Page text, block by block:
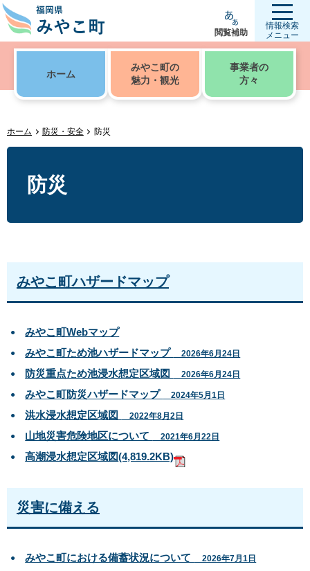
閲覧補助
情報検索
メニュー
ホーム
みやこ町の
魅力・観光
事業者の
方々
ホーム 防災・安全 防災
防災
みやこ町ハザードマップ
みやこ町Webマップ
みやこ町ため池ハザードマップ
2026年6月24日
防災重点ため池浸水想定区域図 2026年6月24日
みやこ町防災ハザードマップ 2024年5月1日
洪水浸水想定区域図 2022年8月2日
山地災害危険地区について 2021年6月22日
高潮浸水想定区域図(4,819.2KB)
災害に備える
みやこ町における備蓄状況について 2026年7月1日